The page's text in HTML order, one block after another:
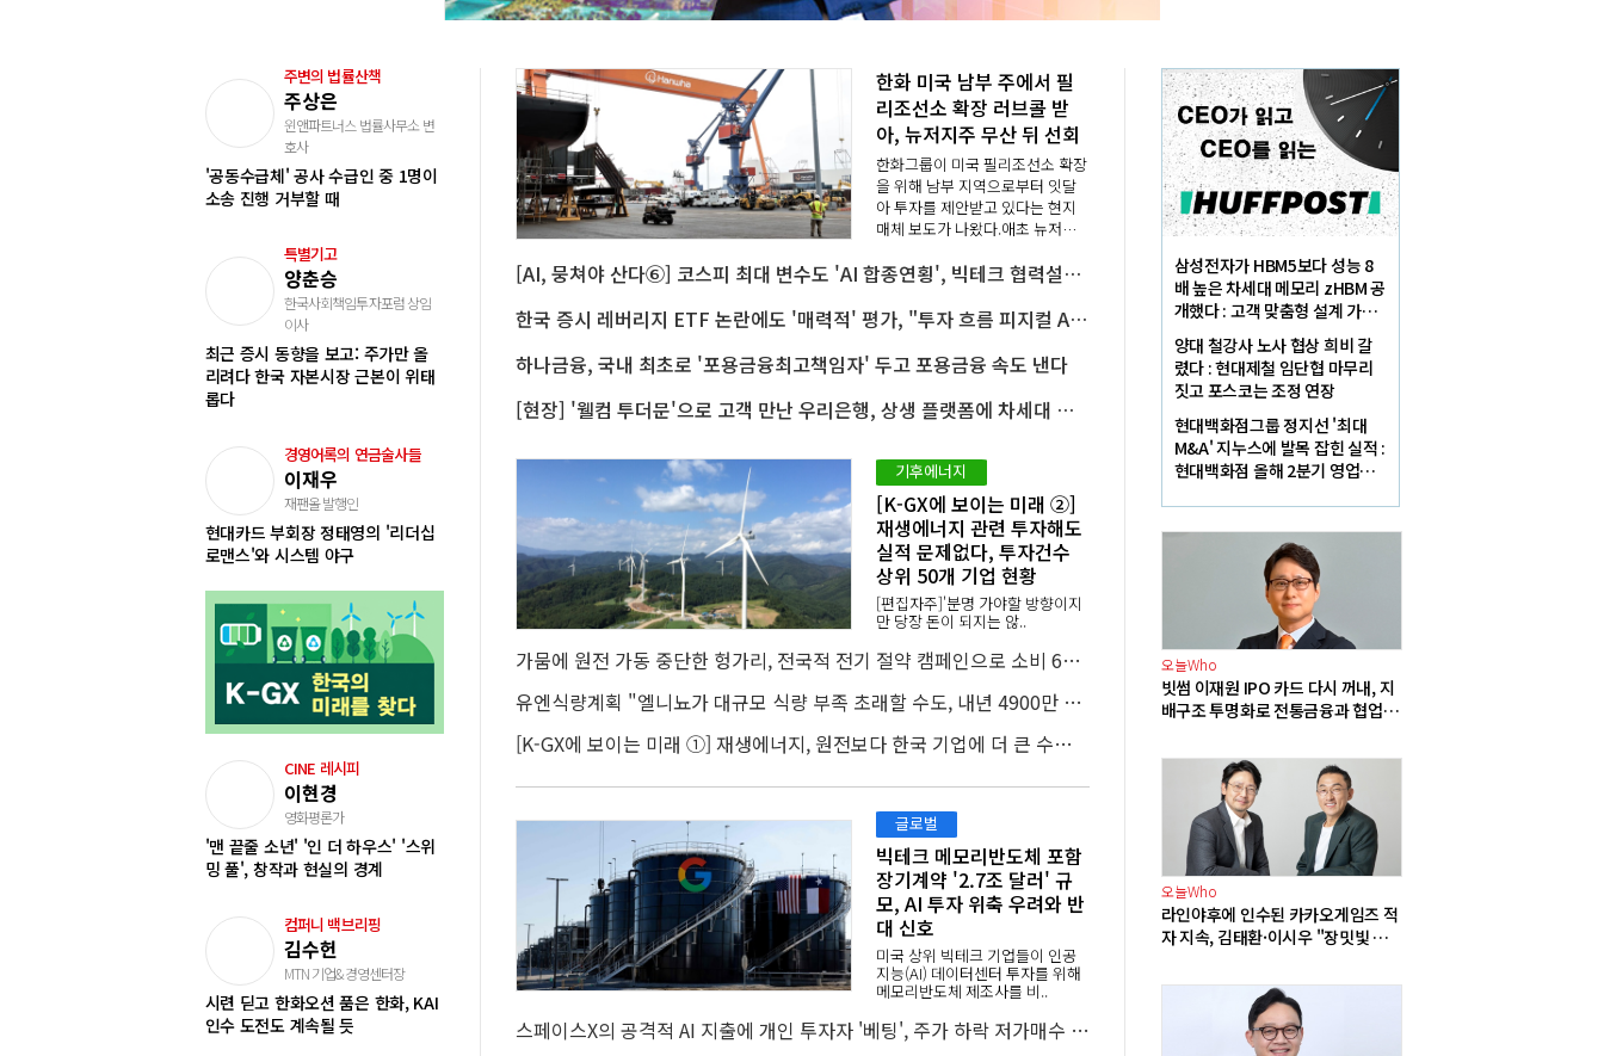
주변의 법률산책
주상은
윈앤파트너스 법률사무소 변
호사
'공동수급체' 공사 수급인 중 1명이
소송 진행 거부할 때
특별기고
양춘승
한국사회책임투자포럼 상임
이사
최근 증시 동향을 보고: 주가만 올
리려다 한국 자본시장 근본이 위태
롭다
경영어록의 연금술사들
이재우
재팬올 발행인
현대카드 부회장 정태영의 '리더십
로맨스'와 시스템 야구
CINE 레시피
이현경
영화평론가
'맨 끝줄 소년' '인 더 하우스' '스위
밍 풀', 창작과 현실의 경계
컴퍼니 백브리핑
김수헌
MTN 기업&경영센터장
시련 딛고 한화오션 품은 한화, KAI
인수 도전도 계속될 듯
한화 미국 남부 주에서 필
리조선소 확장 러브콜 받
아, 뉴저지주 무산 뒤 선회
한화그룹이 미국 필리조선소 확장
을 위해 남부 지역으로부터 잇달
아 투자를 제안받고 있다는 현지
매체 보도가 나왔다.애초 뉴저지
이 무산되면서 미국 내 다른 지역
에 신규 부지를 물색하는 모양새
다.4일(현지시각) 미국 ..
[AI, 뭉쳐야 산다⑥] 코스피 최대 변수도 'AI 합종연횡', 빅테크 협력설만 떠도 주가 들썩
한국 증시 레버리지 ETF 논란에도 '매력적' 평가, "투자 흐름 피지컬 AI 공급망으로 이동"
하나금융, 국내 최초로 '포용금융최고책임자' 두고 포용금융 속도 낸다
[현장] '웰컴 투더문'으로 고객 만난 우리은행, 상생 플랫폼에 차세대 결제 밑그림
기후에너지
[K-GX에 보이는 미래 ②]
재생에너지 관련 투자해도
실적 문제없다, 투자건수
상위 50개 기업 현황
[편집자주]'분명 가야할 방향이지
만 당장 돈이 되지는 않..
가뭄에 원전 가동 중단한 헝가리, 전국적 전기 절약 캠페인으로 소비 600MW 줄여
유엔식량계획 "엘니뇨가 대규모 식량 부족 초래할 수도, 내년 4900만 명이 기아 직면"
[K-GX에 보이는 미래 ①] 재생에너지, 원전보다 한국 기업에 더 큰 수출 기회 연다
글로벌
빅테크 메모리반도체 포함
장기계약 '2.7조 달러' 규
모, AI 투자 위축 우려와 반
대 신호
미국 상위 빅테크 기업들이 인공
지능(AI) 데이터센터 투자를 위해
메모리반도체 제조사를 비..
스페이스X의 공격적 AI 지출에 개인 투자자 '베팅', 주가 하락 저가매수 기회로 삼아
삼성전자가 HBM5보다 성능 8
배 높은 차세대 메모리 zHBM 공
개했다 : 고객 맞춤형 설계 가능
한 3D 메모리 솔루션
양대 철강사 노사 협상 희비 갈
렸다 : 현대제철 임단협 마무리
짓고 포스코는 조정 연장
현대백화점그룹 정지선 '최대
M&A' 지누스에 발목 잡힌 실적 :
현대백화점 올해 2분기 영업이
오늘Who
빗썸 이재원 IPO 카드 다시 꺼내, 지
배구조 투명화로 전통금융과 협업
오늘Who
라인야후에 인수된 카카오게임즈 적
자 지속, 김태환·이시우 "장밋빛 전